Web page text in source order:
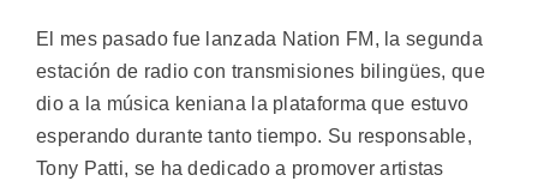
El mes pasado fue lanzada Nation FM, la segunda
estación de radio con transmisiones bilingües, que
dio a la música keniana la plataforma que estuvo
esperando durante tanto tiempo. Su responsable,
Tony Patti, se ha dedicado a promover artistas